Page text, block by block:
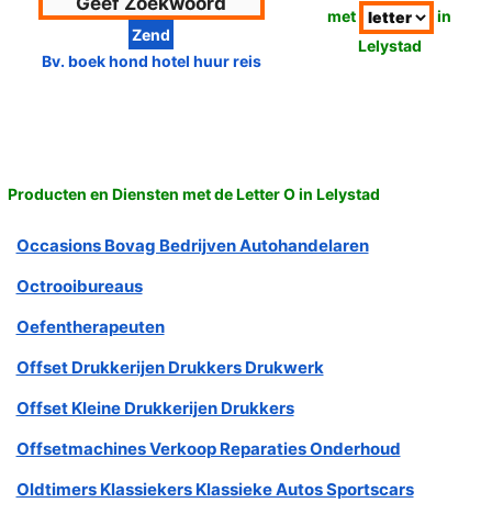
Bv. boek hond hotel huur reis
met
in
Lelystad
Producten en Diensten met de Letter O in Lelystad
Occasions Bovag Bedrijven Autohandelaren
Octrooibureaus
Oefentherapeuten
Offset Drukkerijen Drukkers Drukwerk
Offset Kleine Drukkerijen Drukkers
Offsetmachines Verkoop Reparaties Onderhoud
Oldtimers Klassiekers Klassieke Autos Sportscars